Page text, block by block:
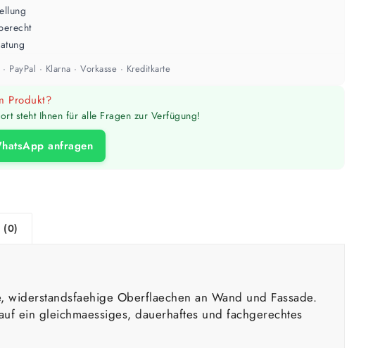
PayPal · Klarna · Vorkasse · Kreditkarte
Produkt?
steht Ihnen für alle Fragen zur Verfügung!
anfragen
(0)
Oberflaechen an Wand und Fassade.
ein gleichmaessiges, dauerhaftes und fachgerechtes